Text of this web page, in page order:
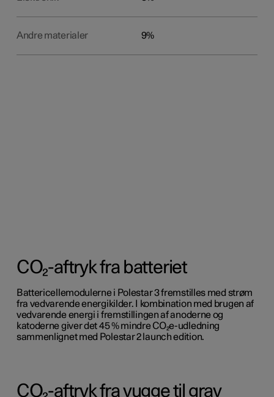
Andre materialer 9%
CO₂-aftryk fra batteriet
Battericellemodulerne i Polestar 3 fremstilles med strøm
fra vedvarende energikilder. I kombination med brugen af
vedvarende energi i fremstillingen af anoderne og
katoderne giver det 45 % mindre CO₂e-udledning
sammenlignet med Polestar 2 launch edition.
CO₂-aftryk fra vugge til grav